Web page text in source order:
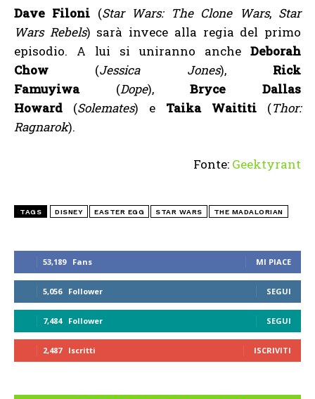
53,189 Fans MI PIACE
5,056 Follower SEGUI
7,484 Follower SEGUI
2,487 Iscritti ISCRIVITI
Dave Filoni (Star Wars: The Clone Wars, Star
Wars Rebels) sarà invece alla regia del primo
episodio. A lui si uniranno anche Deborah
Chow (Jessica Jones), Rick
Famuyiwa(Dope),Bryce Dallas
Howard (Solemates) e Taika Waititi (Thor:
Ragnarok).
Fonte: Geektyrant
TAGS DISNEY EASTER EGG STAR WARS THE MADALORIAN